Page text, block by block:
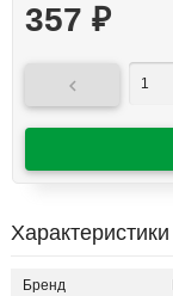
357 ₽

Характеристики
Бренд